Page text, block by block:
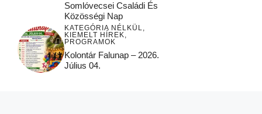
Somlóvecsei Családi És
Közösségi Nap
KATEGÓRIA NÉLKÜL,
KIEMELT HÍREK,
PROGRAMOK
Kolontár Falunap – 2026.
Július 04.